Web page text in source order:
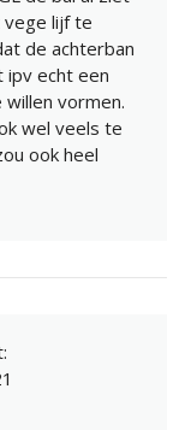
lijf te
de achterban
ipv echt een
vormen.
wel veels te
ook heel